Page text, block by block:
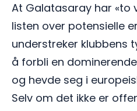
At Galatasaray har «to
listen over potensielle
understreker klubbens
å forbli en
og hevde seg i
Selv om det ikke er